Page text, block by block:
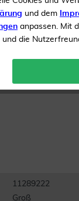
11289222
Groß
und dem
anpassen. Mit
die